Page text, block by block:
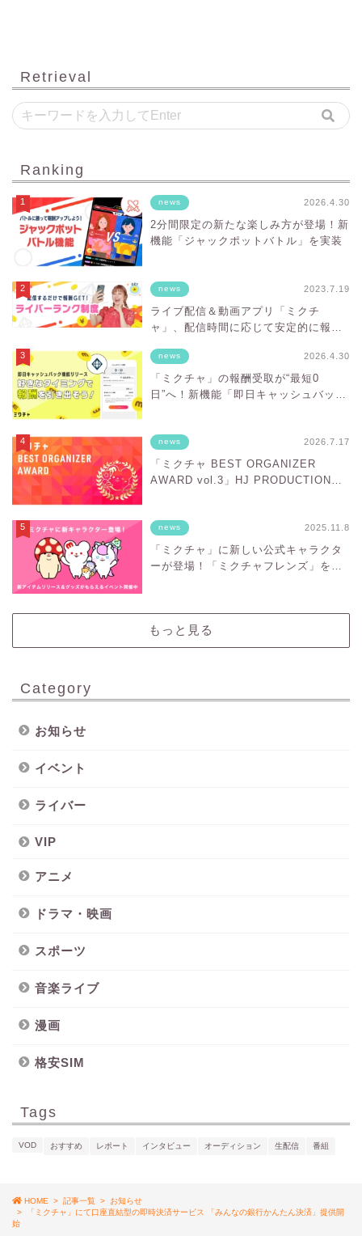
Retrieval
Ranking
news 2026.4.30
2分間限定の新たな楽しみ方が登場！新
機能「ジャックポットバトル」を実装
news 2023.7.19
ライブ配信＆動画アプリ「ミクチ
ャ」、配信時間に応じて安定的に報酬
制度」をスタート！
news 2026.4.30
「ミクチャ」の報酬受取が“最短0
日”へ！新機能「即日キャッシュバッ
news 2026.7.17
「ミクチャ BEST ORGANIZER
AWARD vol.3」HJ PRODUCTIONが
news 2025.11.8
「ミクチャ」に新しい公式キャラクタ
ーが登場！「ミクチャフレンズ」をお
もっと見る
Category
お知らせ
イベント
ライバー
VIP
アニメ
ドラマ・映画
スポーツ
音楽ライブ
漫画
格安SIM
Tags
VOD おすすめ レポート インタビュー オーディション 生配信 番組
HOME > 記事一覧 >
お知らせ
>
「ミクチャ」にて口座直結型の即時決済サービス 「みんなの銀行かんたん決済」提供開
始